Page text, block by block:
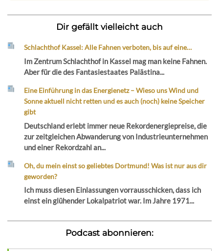
Dir gefällt vielleicht auch
Schlachthof Kassel: Alle Fahnen verboten, bis auf eine…
Im Zentrum Schlachthof in Kassel mag man keine Fahnen.
Aber für die des Fantasiestaates Palästina...
Eine Einführung in das Energienetz – Wieso uns Wind und
Sonne aktuell nicht retten und es auch (noch) keine Speicher
gibt
Deutschland erlebt immer neue Rekordenergiepreise, die
zur zeitgleichen Abwanderung von Industrieunternehmen
und einer Rekordzahl an...
Oh, du mein einst so geliebtes Dortmund! Was ist nur aus dir
geworden?
Ich muss diesen Einlassungen vorrausschicken, dass ich
einst ein glühender Lokalpatriot war. Im Jahre 1971...
Podcast abonnieren: